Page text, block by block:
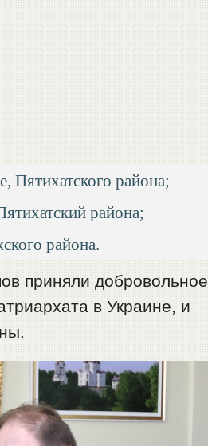
Пятихатского района;
района;
района.
приняли добровольное
в Украине, и